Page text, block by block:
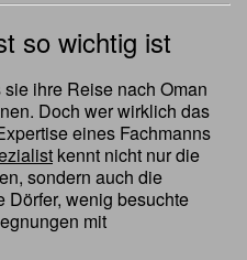
so wichtig ist
ihre Reise nach Oman
Doch wer wirklich das
eines Fachmanns
kennt nicht nur die
sondern auch die
Dörfer, wenig besuchte
mit